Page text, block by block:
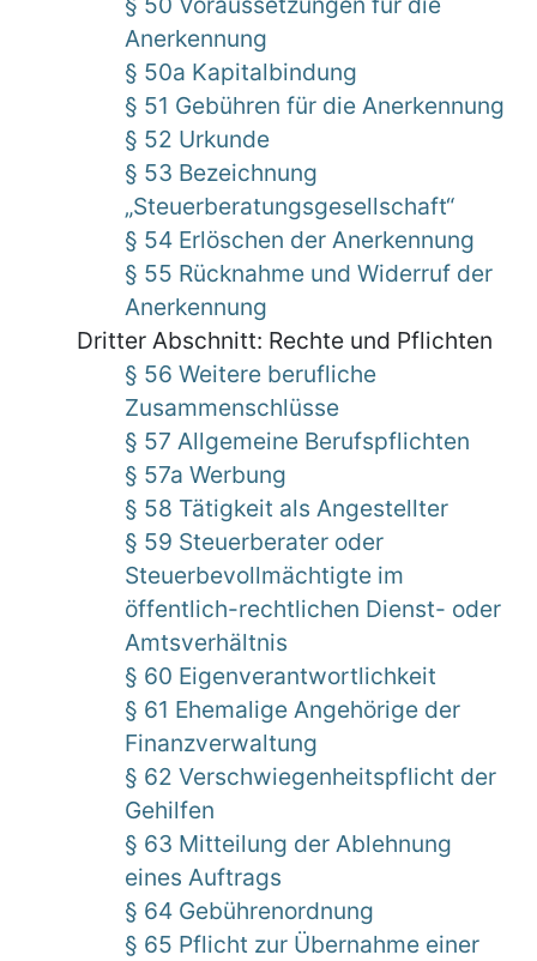
Anerkennung
§ 50a Kapitalbindung
§ 51 Gebühren für die Anerkennung
§ 52 Urkunde
§ 53 Bezeichnung
„Steuerberatungsgesellschaft“
§ 54 Erlöschen der Anerkennung
§ 55 Rücknahme und Widerruf der
Anerkennung
Dritter Abschnitt: Rechte und Pflichten
§ 56 Weitere berufliche
Zusammenschlüsse
§ 57 Allgemeine Berufspflichten
§ 57a Werbung
§ 58 Tätigkeit als Angestellter
§ 59 Steuerberater oder
Steuerbevollmächtigte im
öffentlich-rechtlichen Dienst- oder
Amtsverhältnis
§ 60 Eigenverantwortlichkeit
§ 61 Ehemalige Angehörige der
Finanzverwaltung
§ 62 Verschwiegenheitspflicht der
Gehilfen
§ 63 Mitteilung der Ablehnung
eines Auftrags
§ 64 Gebührenordnung
§ 65 Pflicht zur Übernahme einer